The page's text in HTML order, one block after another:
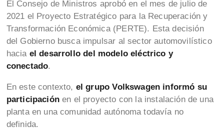
El Consejo de Ministros aprobó en el mes de julio de
2021 el Proyecto Estratégico para la Recuperación y
Transformación Económica (PERTE). Esta decisión
del Gobierno busca impulsar al sector automovilístico
hacia el desarrollo del modelo eléctrico y
conectado.
En este contexto, el grupo Volkswagen informó su
participaciónen el proyecto con la instalación de una
planta en una comunidad autónoma todavía no
definida.